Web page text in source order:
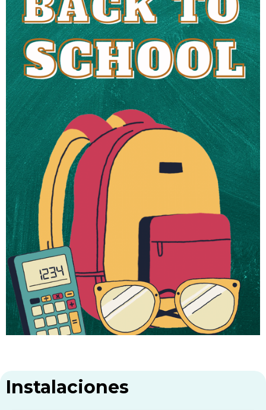
Instalaciones